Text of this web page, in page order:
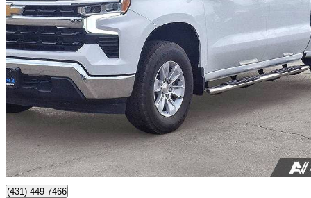
2025 Chevrolet Silverado 1500
LT Crew Cab 4WD51 669 km
43 888 $ Affaire
770 $/mois env.
Guelph, ON
(431) 449-7466